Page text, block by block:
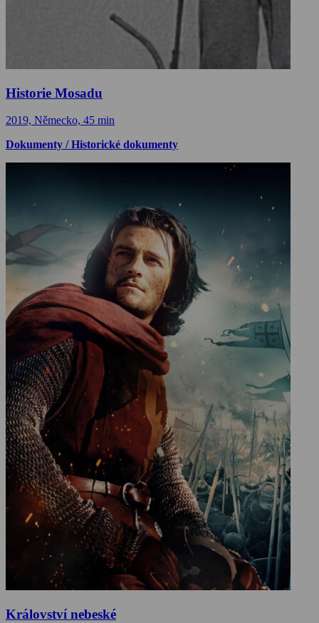
Historie Mosadu
2019, Německo, 45 min
Dokumenty / Historické dokumenty
Království nebeské